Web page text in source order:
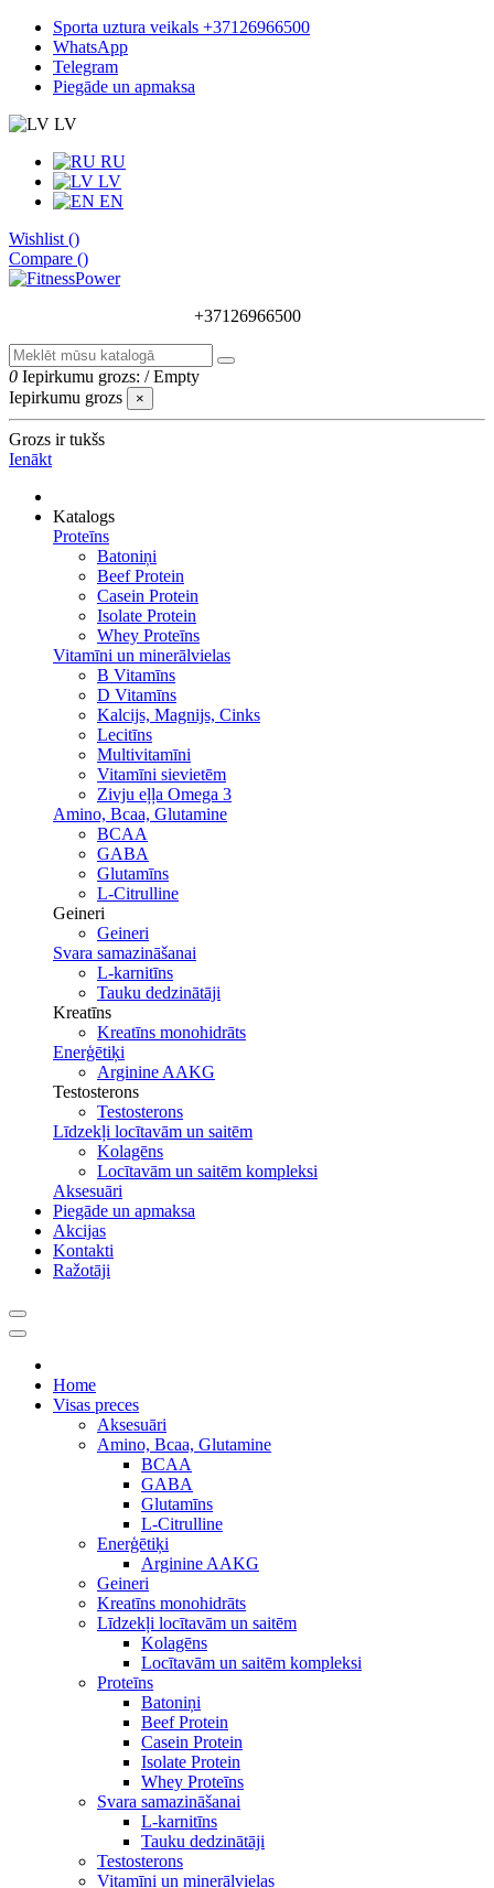
Sporta uztura veikals +37126966500
WhatsApp
Telegram
Piegāde un apmaksa
LV
RU
LV
EN
Wishlist ()
Compare ()
+37126966500
0 Iepirkumu grozs: /Empty
Iepirkumu grozs
×
Grozs ir tukšs
Ienākt
Katalogs
Proteīns
Batoniņi
Beef Protein
Casein Protein
Isolate Protein
Whey Proteīns
Vitamīni un minerālvielas
B Vitamīns
D Vitamīns
Kalcijs, Magnijs, Cinks
Lecitīns
Multivitamīni
Vitamīni sievietēm
Zivju eļļa Omega 3
Amino, Bcaa, Glutamine
BCAA
GABA
Glutamīns
L-Citrulline
Geineri
Geineri
Svara samazināšanai
L-karnitīns
Tauku dedzinātāji
Kreatīns
Kreatīns monohidrāts
Enerģētiķi
Arginine AAKG
Testosterons
Testosterons
Līdzekļi locītavām un saitēm
Kolagēns
Locītavām un saitēm kompleksi
Aksesuāri
Piegāde un apmaksa
Akcijas
Kontakti
Ražotāji
Home
Visas preces
Aksesuāri
Amino, Bcaa, Glutamine
BCAA
GABA
Glutamīns
L-Citrulline
Enerģētiķi
Arginine AAKG
Geineri
Kreatīns monohidrāts
Līdzekļi locītavām un saitēm
Kolagēns
Locītavām un saitēm kompleksi
Proteīns
Batoniņi
Beef Protein
Casein Protein
Isolate Protein
Whey Proteīns
Svara samazināšanai
L-karnitīns
Tauku dedzinātāji
Testosterons
Vitamīni un minerālvielas